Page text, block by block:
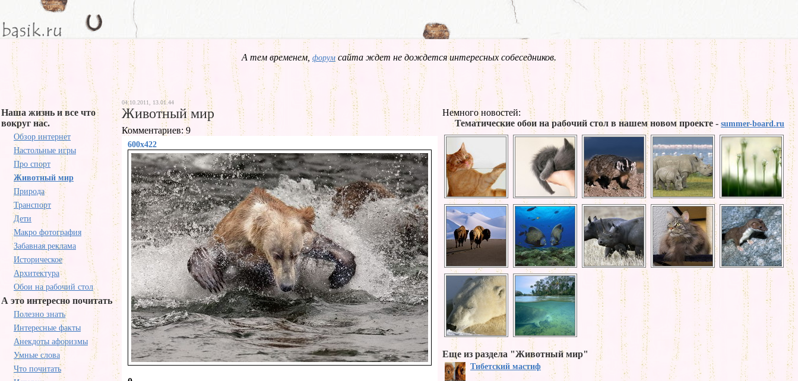
А тем временем, форум сайта ждет не дождется интересных собеседников.
Наша жизнь и все что
вокруг нас.
Обзор интернет
Настольные игры
Про спорт
Животный мир
Природа
Транспорт
Дети
Макро фотография
Забавная реклама
Историческое
Архитектура
Обои на рабочий стол
А это интересно почитать
Полезно знать
Интересные факты
Анекдоты афоризмы
Умные слова
Что почитать
04.10.2011, 13.01.44
Животный мир
Комментариев: 9
600x422
Немного новостей:
Тематические обои на рабочий стол в нашем новом проекте - summer-board.ru
Еще из раздела "Животный мир"
Тибетский мастиф